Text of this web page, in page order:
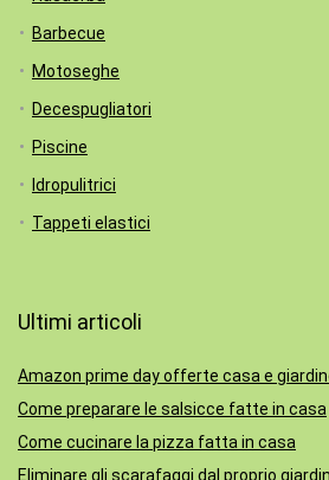
Barbecue
Motoseghe
Decespugliatori
Piscine
Idropulitrici
Tappeti elastici
Ultimi articoli
Amazon prime day offerte casa e
Come preparare le salsicce fatte in casa
Come cucinare la pizza fatta in casa
Eliminare gli scarafaggi dal proprio